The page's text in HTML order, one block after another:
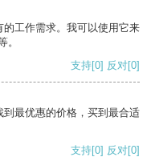
工作需求。我可以使用它来
。
支持[0] 反对[0]
最优惠的价格，买到最合适
支持[0] 反对[0]